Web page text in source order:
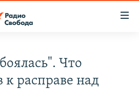
Что
к расправе над